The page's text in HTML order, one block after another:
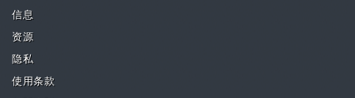
信息
资源
隐私
使用条款